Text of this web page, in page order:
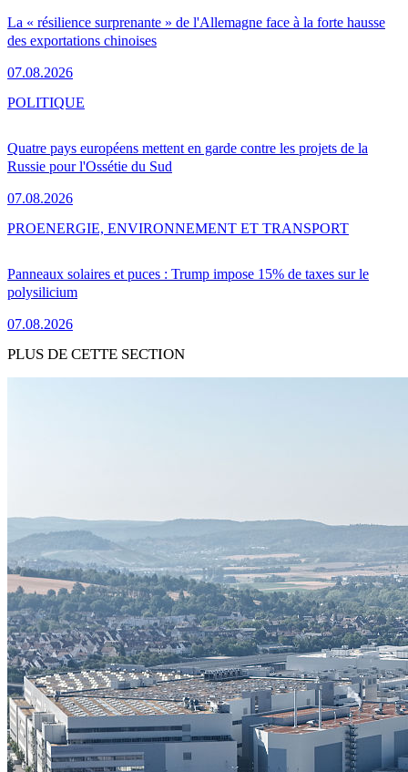
La « résilience surprenante » de l'Allemagne face à la forte hausse
des exportations chinoises
07.08.2026
Quatre pays européens mettent en garde contre les projets de la
Russie pour l'Ossétie du Sud
07.08.2026
POLITIQUE
Panneaux solaires et puces : Trump impose 15% de taxes sur le
polysilicium
07.08.2026
PROENERGIE, ENVIRONNEMENT ET TRANSPORT
PLUS DE CETTE SECTION